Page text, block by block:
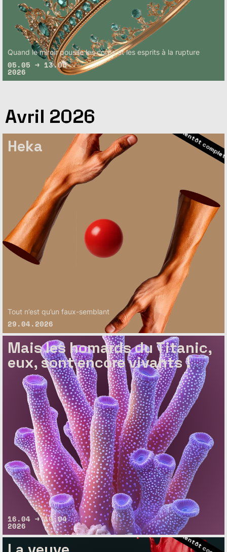
Quand le miroir pousse les corps et les esprits à la rupture
05.05 → 13.05
2026
Avril 2026
Heka
Tout n’est qu’un faux-semblant
29.04.2026
– Bientôt complet
– Bientôt complet
– Bientôt
Mais les homards du Titanic,
eux, sont encore vivants !
16.04 → 19.04
2026
– Bientôt complet
– Bientôt complet
– Bientôt complet